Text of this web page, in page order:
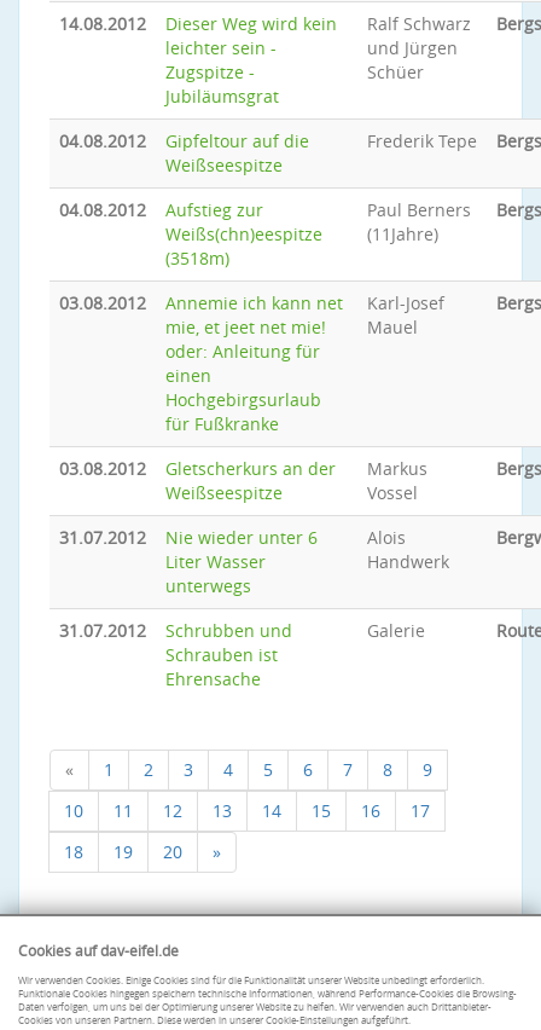
14.08.2012
Dieser Weg wird kein
leichter sein -
Zugspitze -
Jubiläumsgrat
Ralf Schwarz
und Jürgen
Schüer
04.08.2012
Gipfeltour auf die
Weißseespitze
Frederik Tepe
04.08.2012
Aufstieg zur
Weißs(chn)eespitze
(3518m)
Paul Berners
(11Jahre)
03.08.2012
Annemie ich kann net
mie, et jeet net mie!
oder: Anleitung für
einen
Hochgebirgsurlaub
für Fußkranke
Karl-Josef
Mauel
03.08.2012
Gletscherkurs an der
Weißseespitze
Markus
Vossel
31.07.2012
Nie wieder unter 6
Liter Wasser
unterwegs
Alois
Handwerk
31.07.2012
Schrubben und
Schrauben ist
Ehrensache
Galerie
« 1 2 3 4 5 6 7 8
9
10
11 12 13 14 15 16
17
18
19 20 »
Cookies auf dav-eifel.de
Wir verwenden Cookies. Einige Cookies sind für die Funktionalität unserer Website unbedingt erforderlich.
Funktionale Cookies hingegen speichern technische Informationen, während Performance-Cookies die Browsing-
Daten verfolgen, um uns bei der Optimierung unserer Website zu helfen. Wir verwenden auch Drittanbieter-
Cookies von unseren Partnern. Diese werden in unserer Cookie-Einstellungen aufgeführt.